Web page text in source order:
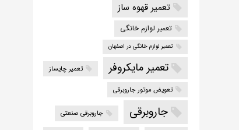
تعمیر قهوه ساز
تعمیر لوازم خانگی
تعمیر لوازم خانگی در اصفهان
تعمیر مایکروفر
تعمیر چایساز
تعویض موتور جاروبرقی
جاروبرقی جاروبرقی صنعتی